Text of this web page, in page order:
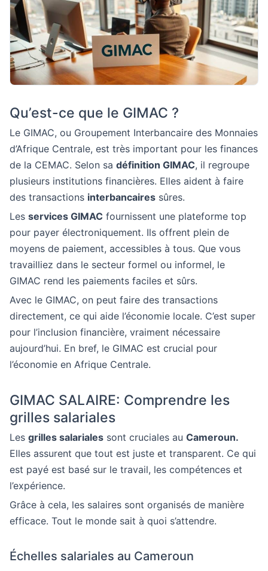
Qu’est-ce que le GIMAC ?
Le GIMAC, ou Groupement Interbancaire des Monnaies
d’Afrique Centrale, est très important pour les finances
de la CEMAC. Selon sa définition GIMAC, il regroupe
plusieurs institutions financières. Elles aident à faire
des transactions interbancaires sûres.
Les services GIMAC fournissent une plateforme top
pour payer électroniquement. Ils offrent plein de
moyens de paiement, accessibles à tous. Que vous
travailliez dans le secteur formel ou informel, le
GIMAC rend les paiements faciles et sûrs.
Avec le GIMAC, on peut faire des transactions
directement, ce qui aide l’économie locale. C’est super
pour l’inclusion financière, vraiment nécessaire
aujourd’hui. En bref, le GIMAC est crucial pour
l’économie en Afrique Centrale.
GIMAC SALAIRE: Comprendre les
grilles salariales
Les grilles salariales sont cruciales au Cameroun.
Elles assurent que tout est juste et transparent. Ce qui
est payé est basé sur le travail, les compétences et
l’expérience.
Grâce à cela, les salaires sont organisés de manière
efficace. Tout le monde sait à quoi s’attendre.
Échelles salariales au Cameroun